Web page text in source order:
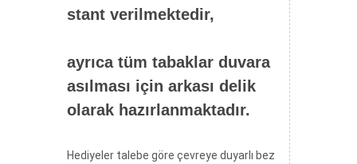
stant verilmektedir,
ayrıca tüm tabaklar duvara
asılması için arkası delik
olarak hazırlanmaktadır.
Hediyeler talebe göre çevreye duyarlı bez